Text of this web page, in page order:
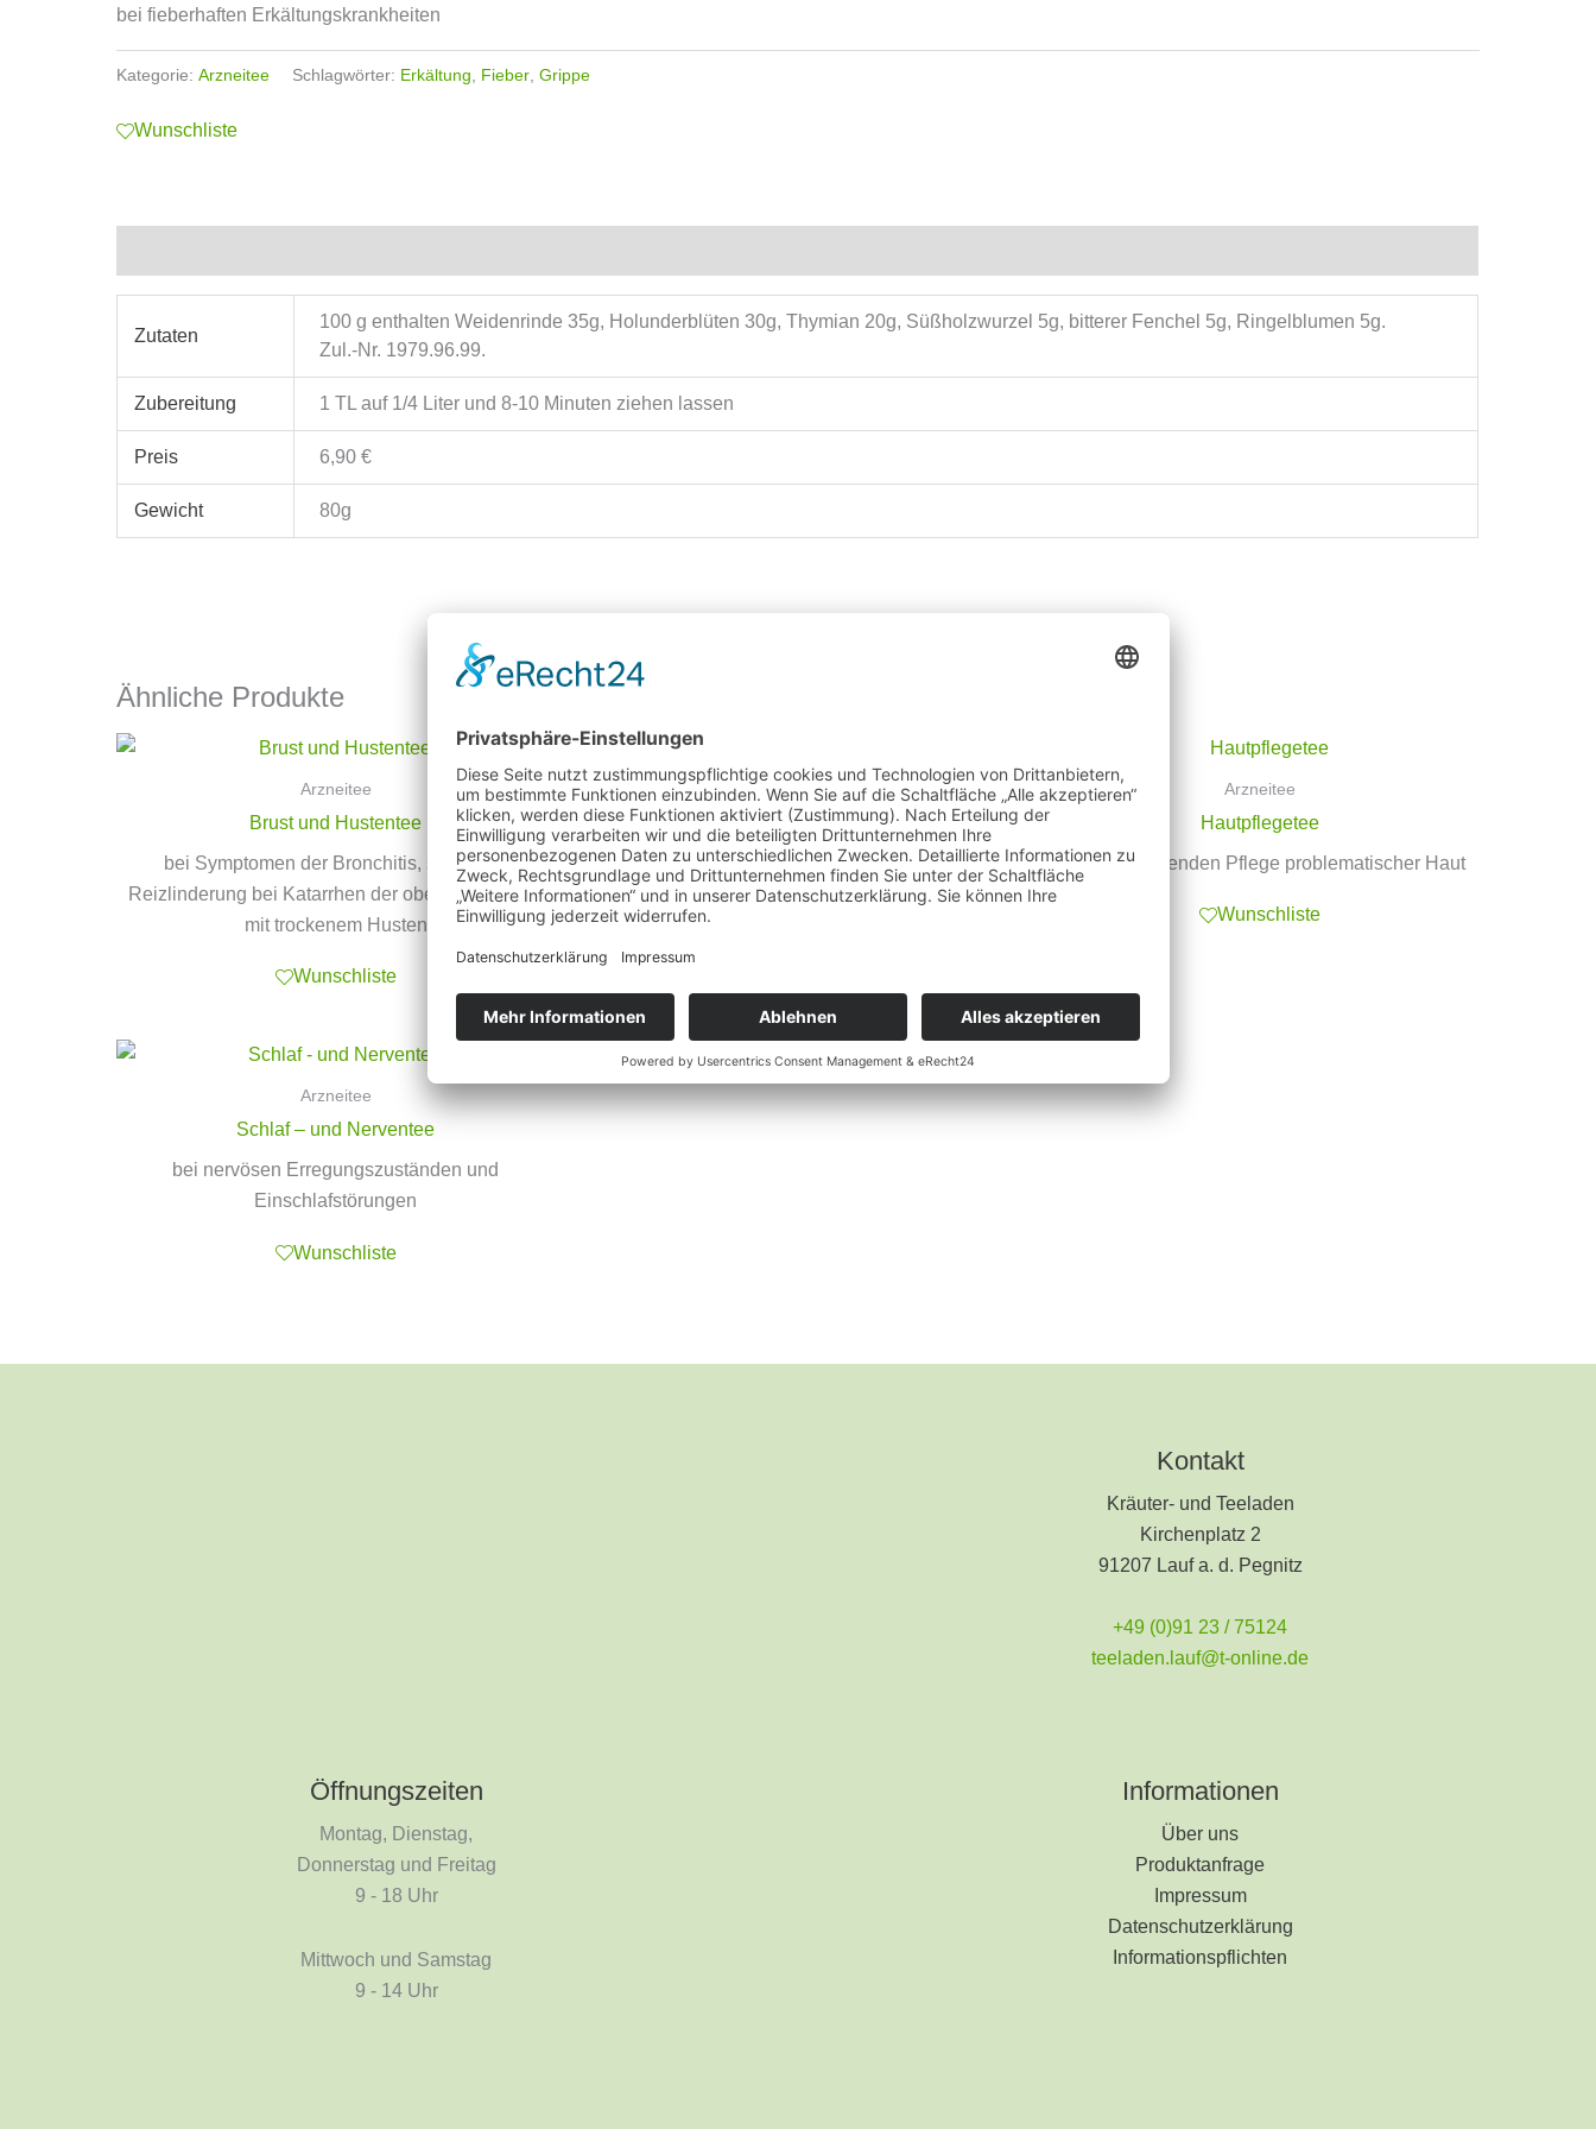
bei fieberhaften Erkältungskrankheiten
Kategorie:Arzneitee Schlagwörter: Erkältung Fieber ,Grippe
Wunschliste
Zutaten
100 g enthalten Weidenrinde 35g, Holunderblüten 30g, Thymian 20g, Süßholzwurzel 5g, bitterer Fenchel 5g, Ringelblumen 5g.
Zul.-Nr. 1979.96.99.
Zubereitung 1 TL auf 1/4 Liter und 8-10 Minuten ziehen lassen
Preis 6,90 €
Gewicht 80g
Ähnliche Produkte
Arzneitee
Brust und Hustentee
bei Symptomen der Bronchitis, sowie zur
Reizlinderung bei Katarrhen der oberen Luftwege
mit trockenem Husten
Wunschliste
Arzneitee
Magen – und Darmtee
Bei Magen-Darm-Beschwerden und leichten
krampfartigen Magen-Darm-Störungen; bei
nervösen Herz-Magen-Beschwerden
Arzneitee
Hautpflegetee
zur unterstützenden Pflege problematischer Haut
Wunschliste
Arzneitee
Schlaf – und Nerventee
bei nervösen Erregungszuständen und
Einschlafstörungen
Wunschliste
Kontakt
Kräuter- und Teeladen
Kirchenplatz 2
91207 Lauf a. d. Pegnitz
+49 (0)91 23 / 75124
teeladen.lauf@t-online.de
Öffnungszeiten
Montag, Dienstag,
Donnerstag und Freitag
9 - 18 Uhr
Mittwoch und Samstag
9 - 14 Uhr
Informationen
Über uns
Produktanfrage
Impressum
Datenschutzerklärung
Informationspflichten